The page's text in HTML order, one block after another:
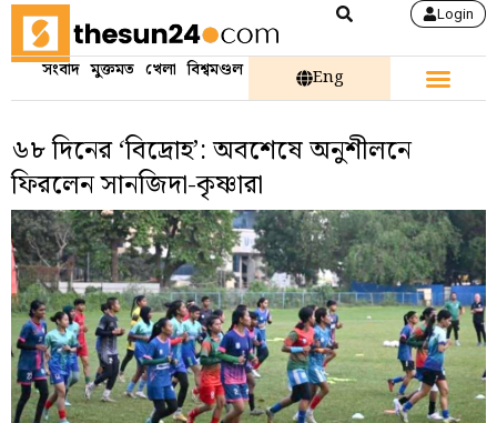
Login
সংবাদ মুক্তমত খেলা বিশ্বমণ্ডল Eng
৬৮ দিনের ‘বিদ্রোহ’: অবশেষে অনুশীলনে
ফিরলেন সানজিদা-কৃষ্ণারা